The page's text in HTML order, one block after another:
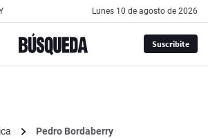
lunes 10 de agosto de 2026
Suscribite
Pedro Bordaberry